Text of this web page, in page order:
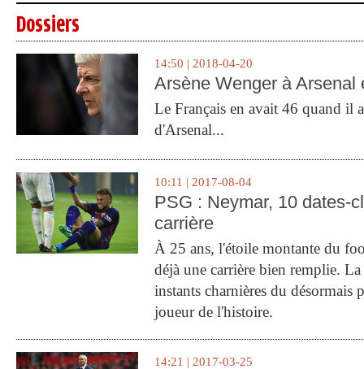
Dossiers
14:50 | 2018-04-20
Arsène Wenger à Arsenal
Le Français en avait 46 quand il
d'Arsenal...
10:11 | 2017-08-04
PSG : Neymar, 10 dates-
carrière
À 25 ans, l'étoile montante du
déjà une carrière bien remplie.
instants charnières du désormais
joueur de l'histoire.
14:21 | 2017-03-25